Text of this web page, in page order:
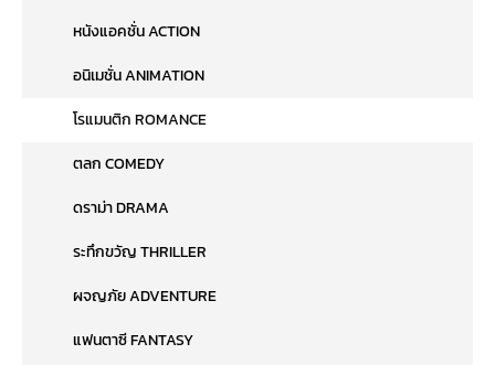
หนังแอคชั่น ACTION
อนิเมชั่น ANIMATION
โรแมนติก ROMANCE
ตลก COMEDY
ดราม่า DRAMA
ระทึกขวัญ THRILLER
ผจญภัย ADVENTURE
แฟนตาซี FANTASY